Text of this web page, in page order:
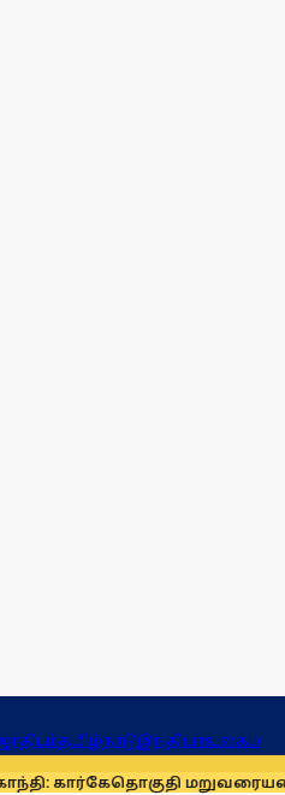
தமிழ்நாடுஇந்தியாஉலகம்
தொகுதி மறுவரையறையை